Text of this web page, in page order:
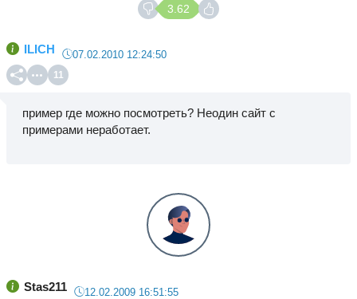
3.62
ILICH 07.02.2010 12:24:50
11
пример где можно посмотреть? Неодин сайт с
примерами неработает.
Stas211 12.02.2009 16:51:55